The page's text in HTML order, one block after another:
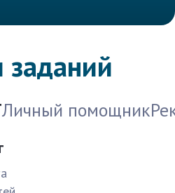
заданий
Личный помощник